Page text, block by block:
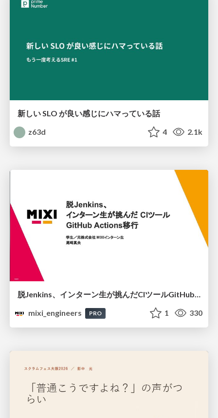
新しい SLO が良い感じにハマっている話
z63d
4 2.1k
脱Jenkins、インターン生が挑んだCIツールGitHubActions移行
mixi_engineers
PRO 1 330